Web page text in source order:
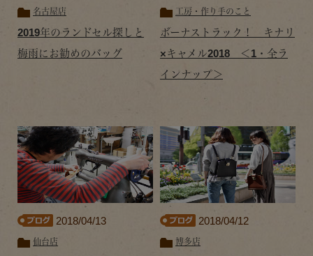
名古屋店
2019年のランドセル探しと
梅雨にお勧めのバッグ
工房・作り手のこと
ボーナストラック！ キナリ
×キャメル2018 ＜1・全ラ
インナップ＞
2018/04/13
仙台店
2018/04/12
博多店